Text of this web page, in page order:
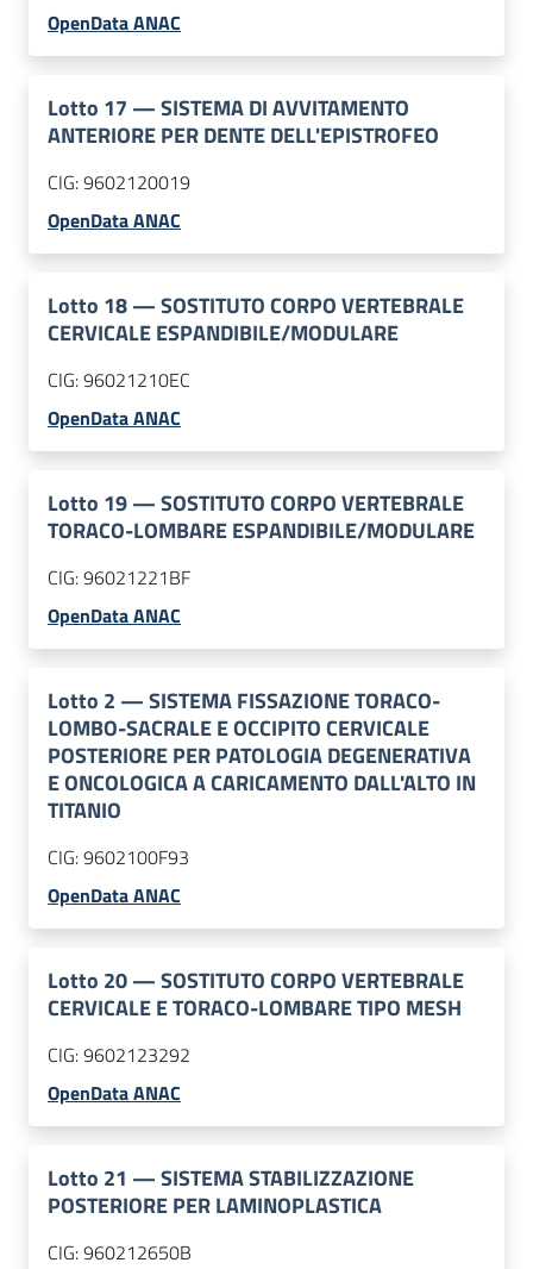
OpenData ANAC
Lotto 17 —SISTEMA DI AVVITAMENTO
ANTERIORE PER DENTE DELL'EPISTROFEO
CIG:9602120019
OpenData ANAC
Lotto 18—SOSTITUTO CORPO VERTEBRALE
CERVICALE ESPANDIBILE/MODULARE
CIG:96021210EC
OpenData ANAC
Lotto 19—SOSTITUTO CORPO VERTEBRALE
TORACO-LOMBARE ESPANDIBILE/MODULARE
CIG:96021221BF
OpenData ANAC
Lotto 2 —SISTEMA FISSAZIONE TORACO-
LOMBO-SACRALE E OCCIPITO CERVICALE
POSTERIORE PER PATOLOGIA DEGENERATIVA
E ONCOLOGICA A CARICAMENTO DALL'ALTO IN
TITANIO
CIG:9602100F93
OpenData ANAC
Lotto 20—SOSTITUTO CORPO VERTEBRALE
CERVICALE E TORACO-LOMBARE TIPO MESH
CIG:9602123292
OpenData ANAC
Lotto 21 —SISTEMA STABILIZZAZIONE
POSTERIORE PER LAMINOPLASTICA
CIG:960212650B